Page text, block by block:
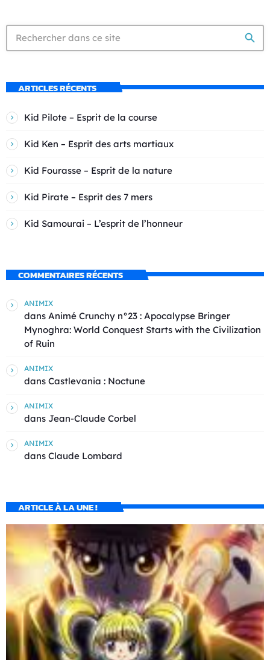
search
ARTICLES RÉCENTS
Kid Pilote – Esprit de la course
Kid Ken – Esprit des arts martiaux
Kid Fourasse – Esprit de la nature
Kid Pirate – Esprit des 7 mers
Kid Samourai – L’esprit de l’honneur
COMMENTAIRES RÉCENTS
ANIMIX
dans Animé Crunchy n°23 : Apocalypse Bringer
Mynoghra: World Conquest Starts with the Civilization
of Ruin
ANIMIX
dans Castlevania : Noctune
ANIMIX
dans Jean-Claude Corbel
ANIMIX
dans Claude Lombard
ARTICLE À LA UNE !